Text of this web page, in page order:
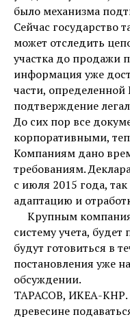
было механизма
Сейчас государство
может отследить
участка до продажи
информация уже
части, определенной
подтверждение
До сих пор все
корпоративными,
Компаниям дано
требованиям.
с июля 2015 года,
адаптацию и
Крупным
систему учета,
будут готовиться в
постановления уже
обсуждении.
ТАРАСОВ, ИКЕА-КНР.
древесине